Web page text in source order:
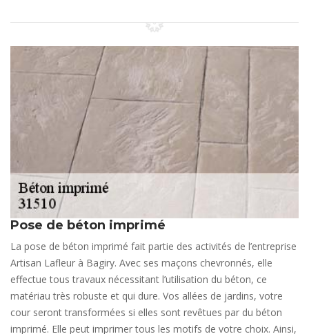
Pose de béton imprimé
La pose de béton imprimé fait partie des activités de l’entreprise
Artisan Lafleur à Bagiry. Avec ses maçons chevronnés, elle
effectue tous travaux nécessitant l’utilisation du béton, ce
matériau très robuste et qui dure. Vos allées de jardins, votre
cour seront transformées si elles sont revêtues par du béton
imprimé. Elle peut imprimer tous les motifs de votre choix. Ainsi,